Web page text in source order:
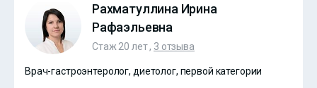
Рахматуллина Ирина
Рафаэльевна
Стаж 20 лет , 3 отзыва
Врач-гастроэнтеролог, диетолог, первой категории